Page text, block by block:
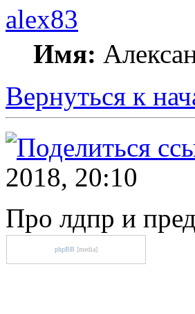
alex83
Имя:
Вернуться к
2018, 20:10
Про лдпр и
phpBB [media]